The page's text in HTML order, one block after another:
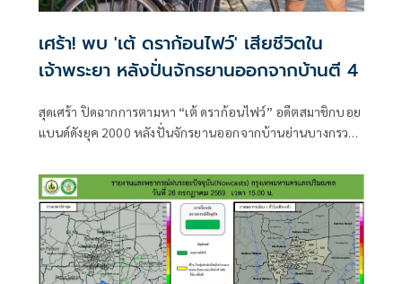
เศร้า! พบ 'เต้ ดราก้อนไฟว์' เสียชีวิตใน
เจ้าพระยา หลังปั่นจักรยานออกจากบ้านตี 4
สุดเศร้า ปิดฉากการตามหา “เต้ ดราก้อนไฟว์” อดีตสมาชิกบอย
แบนด์ดังยุค 2000 หลังปั่นจักรยานออกจากบ้านย่านบางกรวย